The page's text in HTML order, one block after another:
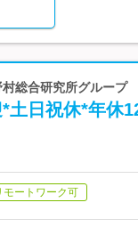
総合研究所グループ
土日祝休*年休
モートワーク可